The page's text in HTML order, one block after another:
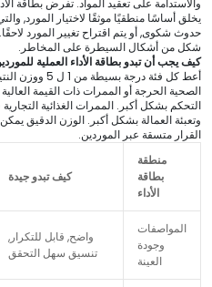
يخلق أساسًا منطقيًا موثقًا لاختيار المورد,
حدوث شكوى, أو يتم اقتراح تغيير المورد
شكل من أشكال السيطرة على المخاطر.
كيف يجب أن تبدو بطاقة الأداء العملية
أعط كل فئة
الصحية الحرجة أو الممرات ذات القيمة
التحكم بشكل أكبر. الممرات الغذائية
وتعبئة العمالة بشكل أكبر. الوزن الدقيق
القرار متسقة عبر الموردين.
منطقة
بطاقة
الأداء
كيف تبدو جيدة
المواصفات
وجودة
العينة
واضح, قابل للتكرار,
تنسيق سهل التحقق